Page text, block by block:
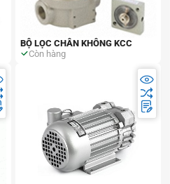
BỘ LỌC CHÂN KHÔNG KCC
Còn hàng